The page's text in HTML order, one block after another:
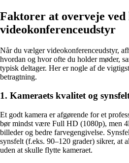
Faktorer at overveje ved
videokonferenceudstyr
Når du vælger videokonferenceudstyr,
hvordan og hvor ofte du holder møder,
typisk deltager. Her er nogle af de
betragtning.
1. Kameraets kvalitet og
Et godt kamera er afgørende for et
bør mindst være Full HD (1080p), men
billeder og bedre farvegengivelse.
synsfelt (f.eks. 90–120 grader) sikrer, at
uden at skulle flytte kameraet.